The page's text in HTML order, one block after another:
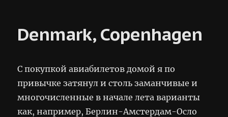
tivoli
Denmark, Copenhagen
С покупкой авиабилетов домой я по
привычке затянул и столь заманчивые и
многочисленные в начале лета варианты
как, например, Берлин-Амстердам-Осло